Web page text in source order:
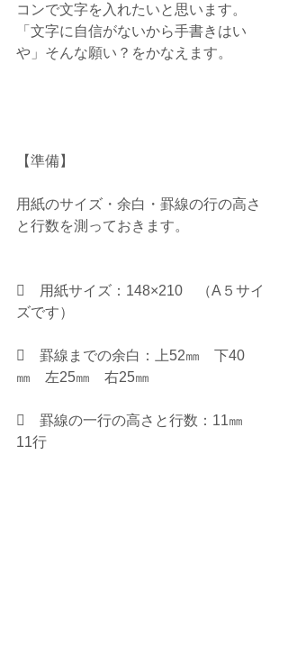
コンで文字を入れたいと思います。
「文字に自信がないから手書きはい
や」そんな願い？をかなえます。
【準備】
用紙のサイズ・余白・罫線の行の高さ
と行数を測っておきます。
    用紙サイズ：148×210　（A５サイ
ズです）
    罫線までの余白：上52㎜　下40
㎜　左25㎜　右25㎜
    罫線の一行の高さと行数：11㎜
11行